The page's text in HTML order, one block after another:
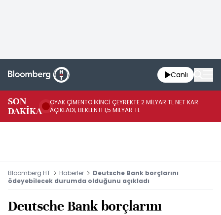
Canlı
SON
DAKİKA
OYAK ÇİMENTO İKİNCİ ÇEYREKTE 2 MİLYAR TL NET KAR
AÇIKLADI; BEKLENTİ 1,5 MİLYAR TL
Bloomberg HT Haberler
Deutsche Bank borçlarını
ödeyebilecek durumda olduğunu açıkladı
Deutsche Bank borçlarını